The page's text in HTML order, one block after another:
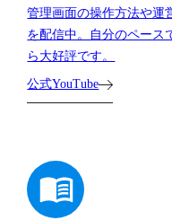
管理画面の操作方法や運
を配信中。自分のペース
ら大好評です。
公式YouTube